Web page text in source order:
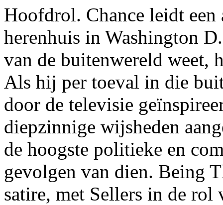
Hoofdrol. Chance leidt een
herenhuis in Washington
van de buitenwereld weet,
Als hij per toeval in die
door de televisie
diepzinnige wijsheden
de hoogste politieke en
gevolgen van dien. Being
satire, met Sellers in de rol